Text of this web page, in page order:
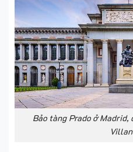
Bảo tàng Prado ở